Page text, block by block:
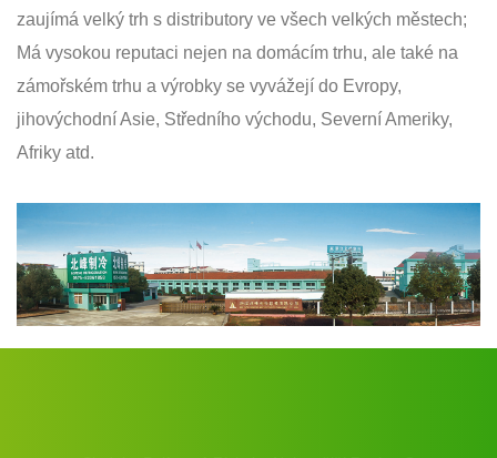
zaujímá velký trh s distributory ve všech velkých městech;
Má vysokou reputaci nejen na domácím trhu, ale také na
zámořském trhu a výrobky se vyvážejí do Evropy,
jihovýchodní Asie, Středního východu, Severní Ameriky,
Afriky atd.